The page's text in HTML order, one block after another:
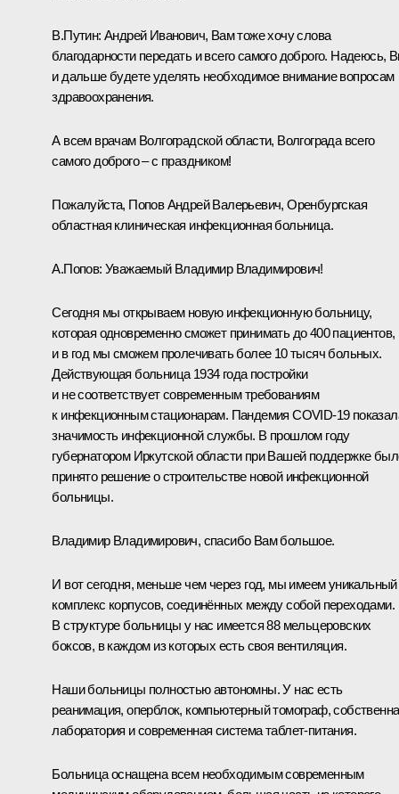
В.Путин: Андрей Иванович, Вам тоже хочу слова
благодарности передать и всего самого доброго. Надеюсь,
и дальше будете уделять необходимое внимание вопросам
здравоохранения.
А всем врачам Волгоградской области, Волгограда всего
самого доброго – с праздником!
Пожалуйста, Попов Андрей Валерьевич, Оренбургская
областная клиническая инфекционная больница.
А.Попов: Уважаемый Владимир Владимирович!
Сегодня мы открываем новую инфекционную больницу,
которая одновременно сможет принимать до 400 пациентов,
и в год мы сможем пролечивать более 10 тысяч больных.
Действующая больница 1934 года постройки
и не соответствует современным требованиям
к инфекционным стационарам. Пандемия COVID-19
значимость инфекционной службы. В прошлом году
губернатором Иркутской области при Вашей поддержке
принято решение о строительстве новой инфекционной
больницы.
Владимир Владимирович, спасибо Вам большое.
И вот сегодня, меньше чем через год, мы имеем уникальный
комплекс корпусов, соединённых между собой переходами.
В структуре больницы у нас имеется 88 мельцеровских
боксов, в каждом из которых есть своя вентиляция.
Наши больницы полностью автономны. У нас есть
реанимация, оперблок, компьютерный томограф,
лаборатория и современная система таблет-питания.
Больница оснащена всем необходимым современным